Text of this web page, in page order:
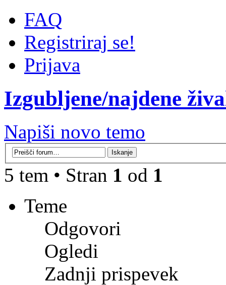
FAQ
Registriraj se!
Prijava
Izgubljene/najdene
Napiši novo temo
5 tem • Stran 1 od 1
Teme
Odgovori
Ogledi
Zadnji prispevek